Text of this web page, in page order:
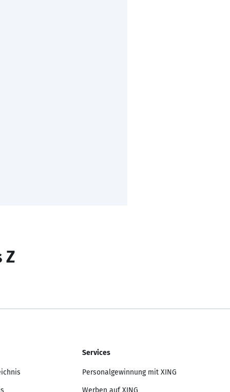
Z
Services
Personalgewinnung mit XING
Werben auf XING